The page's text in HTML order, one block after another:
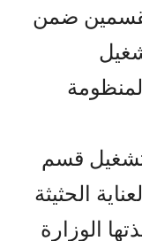
ضمن
تشغيل قسم
الحثيثة
الوزارة